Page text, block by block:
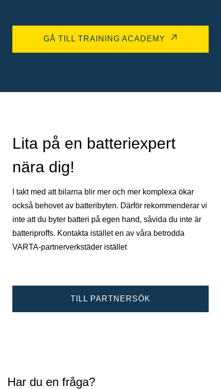
GÅ TILL TRAINING ACADEMY
Lita på en batteriexpert
nära dig!
I takt med att bilarna blir mer och mer komplexa ökar
också behovet av batteribyten. Därför rekommenderar vi
inte att du byter batteri på egen hand, såvida du inte är
batteriproffs. Kontakta istället en av våra betrodda
VARTA-partnerverkstäder istället
TILL PARTNERSÖK
Har du en fråga?